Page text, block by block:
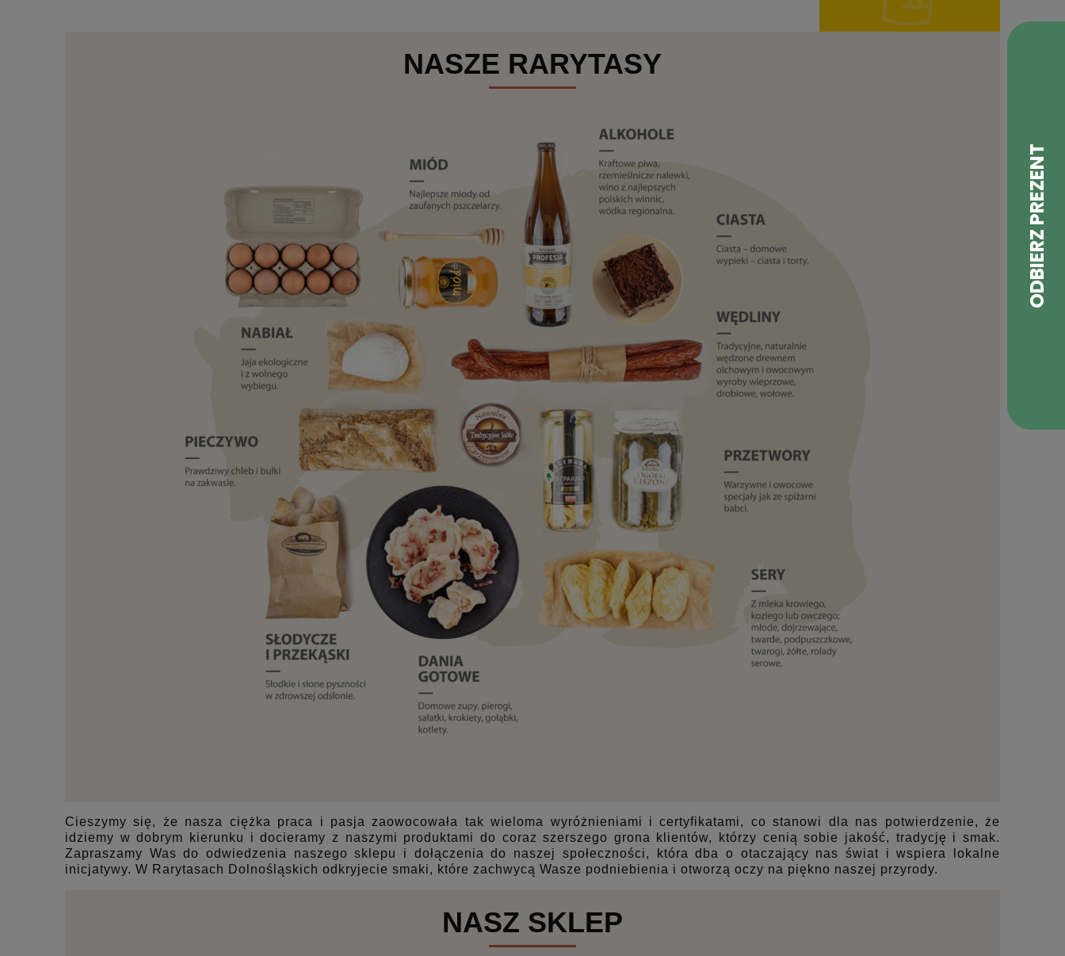
NASZE RARYTASY
Cieszymy się, że nasza ciężka praca i pasja zaowocowała tak wieloma wyróżnieniami i certyfikatami, co stanowi dla nas potwierdzenie, że
idziemy w dobrym kierunku i docieramy z naszymi produktami do coraz szerszego grona klientów, którzy cenią sobie jakość, tradycję i smak.
Zapraszamy Was do odwiedzenia naszego sklepu i dołączenia do naszej społeczności, która dba o otaczający nas świat i wspiera lokalne
inicjatywy. W Rarytasach Dolnośląskich odkryjecie smaki, które zachwycą Wasze podniebienia i otworzą oczy na piękno naszej przyrody.
NASZ SKLEP